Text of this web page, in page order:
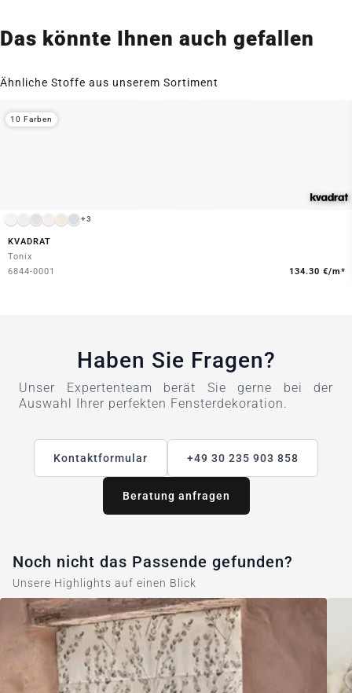
Das könnte Ihnen auch gefallen
Ähnliche Stoffe aus unserem Sortiment
+3
KVADRAT
Tonix
6844-0001
134.30 €/m*
10 Farben
Haben Sie Fragen?
Unser Expertenteam berät Sie gerne bei der
Auswahl Ihrer perfekten Fensterdekoration.
Kontaktformular +49 30 235 903 858
Beratung anfragen
Noch nicht das Passende gefunden?
Unsere Highlights auf einen Blick